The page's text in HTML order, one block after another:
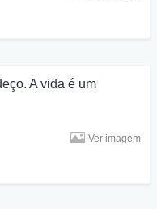
A vida é um
Ver imagem